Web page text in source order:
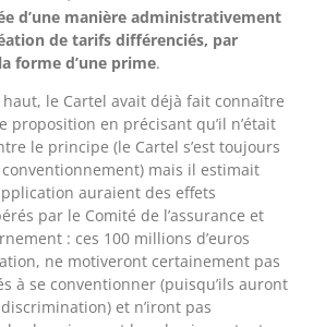
d’une manière administrativement
de tarifs différenciés, par
forme d’une prime.
le Cartel avait déjà fait connaître
proposition en précisant qu’il n’était
le principe (le Cartel s’est toujours
mais il estimait
auraient des effets
par le Comité de l’assurance et
: ces 100 millions d’euros
ne motiveront certainement pas
à se conventionner (puisqu’ils auront
et n’iront pas